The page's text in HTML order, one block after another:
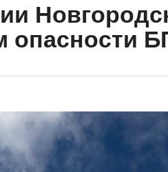
опасности